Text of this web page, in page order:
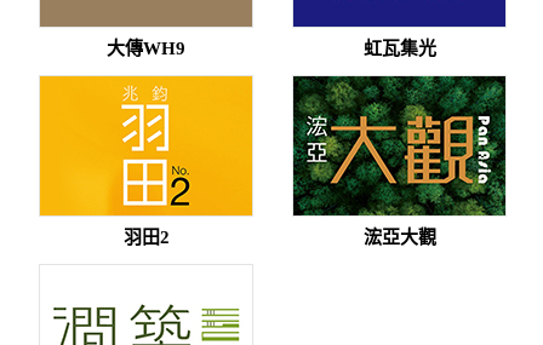
大傳WH9 虹瓦集光
羽田2 浤亞大觀